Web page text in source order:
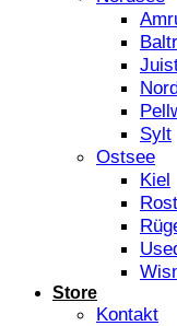
Sylt
Ostsee
Kiel
Store
Kontakt